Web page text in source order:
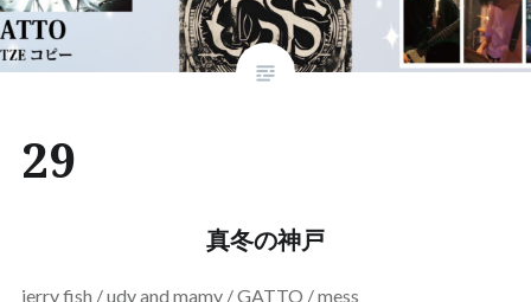
29
真冬の神戸
jerry fish / udy and mamy / GATTO / mess